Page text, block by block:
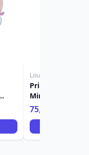
Loungefly
Princess
Mini-Rucksack
Charm - Disney
Aladdin
75,90 €